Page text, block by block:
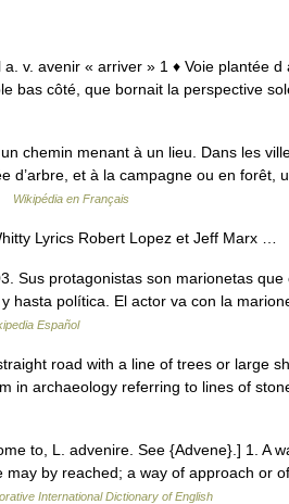
v. avenir « arriver » 1 ♦ Voie plantée d
bas côté, que bornait la perspective
chemin menant à un lieu. Dans les
d’arbre, et à la campagne ou en forêt,
Wikipédia en Français
Lyrics Robert Lopez et Jeff Marx …
Sus protagonistas son marionetas que
hasta política. El actor va con la
Español
road with a line of trees or large
in archaeology referring to lines of
to, L. advenire. See {Advene}.] 1. A
by reached; a way of approach or
International Dictionary of English